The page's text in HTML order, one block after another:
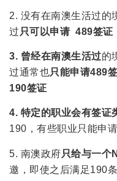
2. 没有在南澳生活过的
过 只可以申请 489签证
3. 曾经在南澳生活过的
过通常也只能申请489
190签证
4. 特定的职业会有签证
190，有些职业只能申
5. 南澳政府只给与一
邀，即使之后满足190